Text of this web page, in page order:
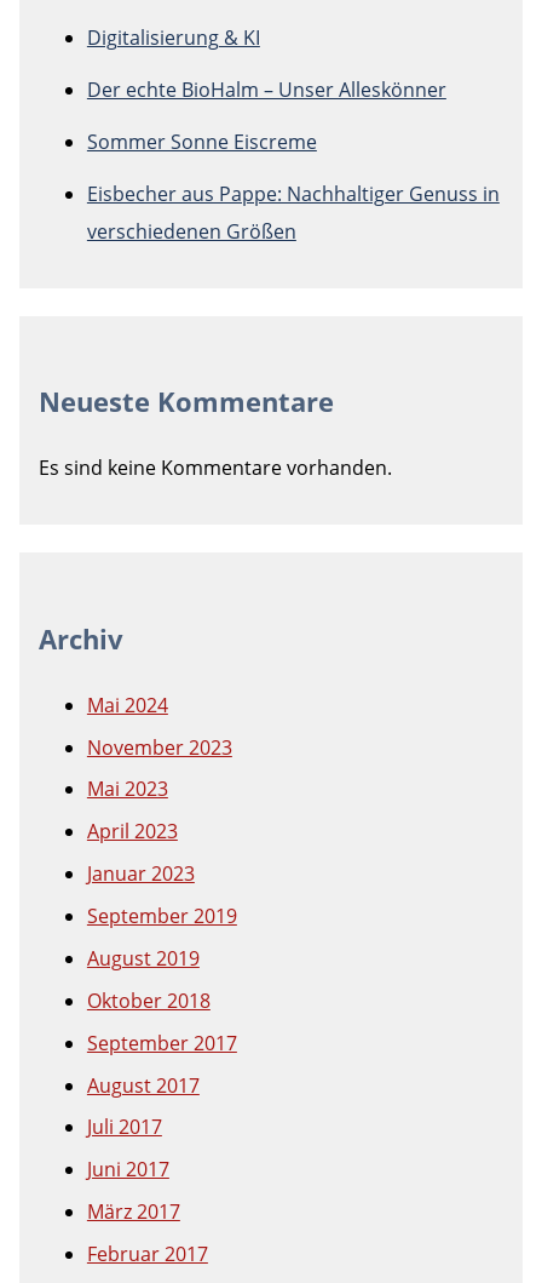
Digitalisierung & KI
Der echte BioHalm – Unser Alleskönner
Sommer Sonne Eiscreme
Eisbecher aus Pappe: Nachhaltiger Genuss in
verschiedenen Größen
Neueste Kommentare
Es sind keine Kommentare vorhanden.
Archiv
Mai 2024
November 2023
Mai 2023
April 2023
Januar 2023
September 2019
August 2019
Oktober 2018
September 2017
August 2017
Juli 2017
Juni 2017
März 2017
Februar 2017